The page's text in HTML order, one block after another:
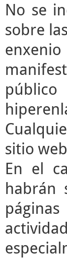
No se
sobre
sitio
En el
habrán